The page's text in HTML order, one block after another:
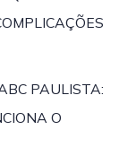
PAULISTA:
O